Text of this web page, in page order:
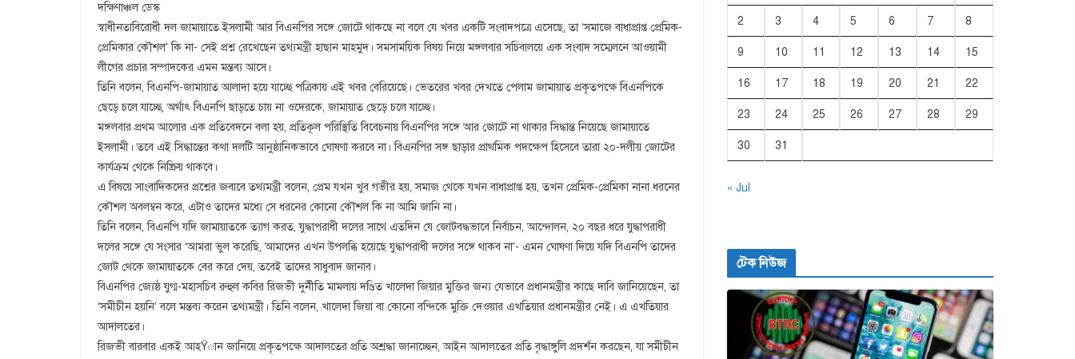
দক্ষিণাঞ্চল ডেস্ক
স্বাধীনতাবিরোধী দল জামায়াতে ইসলামী আর বিএনপির সঙ্গে জোটে থাকছে না বলে যে খবর একটি সংবাদপত্রে এসেছে, তা ‘সমাজে বাধাপ্রাপ্ত প্রেমিক-
প্রেমিকার কৌশল’ কি না- সেই প্রশ্ন রেখেছেন তথ্যমন্ত্রী হাছান মাহমুদ। সমসাময়িক বিষয় নিয়ে মঙ্গলবার সচিবালয়ে এক সংবাদ সম্মেলনে আওয়ামী
লীগের প্রচার সম্পাদকের এমন মন্তব্য আসে।
তিনি বলেন, বিএনপি-জামায়াত আলাদা হয়ে যাচ্ছে পত্রিকায় এই খবর বেরিয়েছে। ভেতরের খবর দেখতে পেলাম জামায়াত প্রকৃতপক্ষে বিএনপিকে
ছেড়ে চলে যাচ্ছে, অর্থাৎ বিএনপি ছাড়তে চায় না ওদেরকে, জামায়াত ছেড়ে চলে যাচ্ছে।
মঙ্গলবার প্রথম আলোর এক প্রতিবেদনে বলা হয়, প্রতিকূল পরিস্থিতি বিবেচনায় বিএনপির সঙ্গে আর জোটে না থাকার সিদ্ধান্ত নিয়েছে জামায়াতে
ইসলামী। তবে এই সিদ্ধান্তের কথা দলটি আনুষ্ঠানিকভাবে ঘোষণা করবে না। বিএনপির সঙ্গ ছাড়ার প্রাথমিক পদক্ষেপ হিসেবে তারা ২০-দলীয় জোটের
কার্যক্রম থেকে নিষ্ক্রিয় থাকবে।
এ বিষয়ে সাংবাদিকদের প্রশ্নের জবাবে তথ্যমন্ত্রী বলেন, প্রেম যখন খুব গভীর হয়, সমাজ থেকে যখন বাধাপ্রাপ্ত হয়, তখন প্রেমিক-প্রেমিকা নানা ধরনের
কৌশল অবলম্বন করে, এটাও তাদের মধ্যে সে ধরনের কোনো কৌশল কি না আমি জানি না।
তিনি বলেন, বিএনপি যদি জামায়াতকে ত্যাগ করত, যুদ্ধাপরাধী দলের সাথে এতদিন যে জোটবদ্ধভাবে নির্বাচন, আন্দোলন, ২০ বছর ধরে যুদ্ধাপরাধী
দলের সঙ্গে যে সংসার ‘আমরা ভুল করেছি, আমাদের এখন উপলব্ধি হয়েছে যুদ্ধাপরাধী দলের সঙ্গে থাকব না’- এমন ঘোষণা দিয়ে যদি বিএনপি তাদের
জোট থেকে জামায়াতকে বের করে দেয়, তবেই তাদের সাধুবাদ জানাব।
বিএনপির জ্যেষ্ঠ যুগ্ম-মহাসচিব রুহুল কবির রিজভী দুর্নীতি মামলায় দণ্ডিত খালেদা জিয়ার মুক্তির জন্য যেভাবে প্রধানমন্ত্রীর কাছে দাবি জানিয়েছেন, তা
‘সমীচীন হয়নি’ বলে মন্তব্য করেন তথ্যমন্ত্রী। তিনি বলেন, খালেদা জিয়া বা কোনো বন্দিকে মুক্তি দেওয়ার এখতিয়ার প্রধানমন্ত্রীর নেই। এ এখতিয়ার
আদালতের।
রিজভী বারবার একই আহŸান জানিয়ে প্রকৃতপক্ষে আদালতের প্রতি অশ্রদ্ধা জানাচ্ছেন, আইন আদালতের প্রতি বৃদ্ধাঙ্গুলি প্রদর্শন করছেন, যা সমীচীন
2 3 4 5 6 7 8
9 10 11 12 13 14 15
16 17 18 19 20 21 22
23 24 25 26 27 28 29
30 31
« Jul
টেক নিউজ